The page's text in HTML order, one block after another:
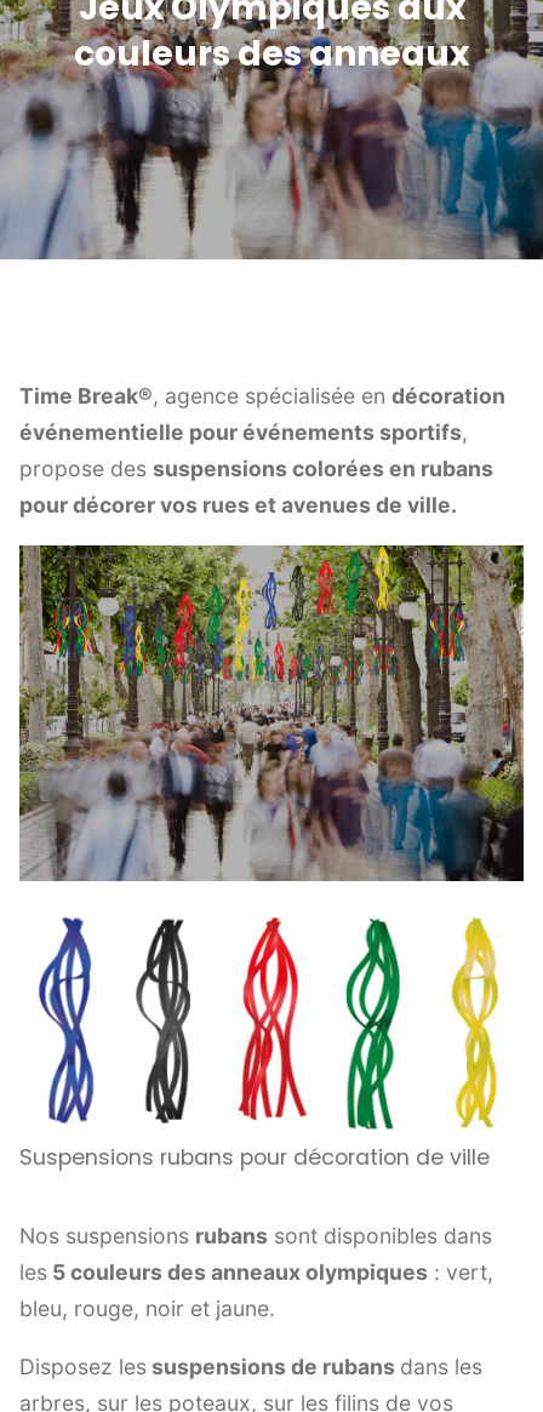
couleurs des anneaux
Time Break®, agence spécialisée en décoration
événementielle pour événements sportifs,
propose des suspensions colorées en rubans
pour décorer vos rues et avenues de ville.
Suspensions rubans pour décoration de ville
Nos suspensions rubans sont disponibles dans
les 5 couleurs des anneaux olympiques : vert,
bleu, rouge, noir et jaune.
Disposez lessuspensions de rubans dans les
arbres, sur les poteaux, sur les filins de vos